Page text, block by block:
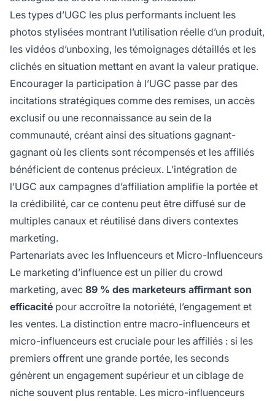
Les types d’UGC les plus performants incluent les
photos stylisées montrant l’utilisation réelle d’un produit,
les vidéos d’unboxing, les témoignages détaillés et les
clichés en situation mettant en avant la valeur pratique.
Encourager la participation à l’UGC passe par des
incitations stratégiques comme des remises, un accès
exclusif ou une reconnaissance au sein de la
communauté, créant ainsi des situations gagnant-
gagnant où les clients sont récompensés et les affiliés
bénéficient de contenus précieux. L’intégration de
l’UGC aux campagnes d’affiliation amplifie la portée et
la crédibilité, car ce contenu peut être diffusé sur de
multiples canaux et réutilisé dans divers contextes
marketing.
Partenariats avec les Influenceurs et Micro-Influenceurs
Le marketing d’influence est un pilier du crowd
marketing, avec 89 % des marketeurs affirmant son
efficacité pour accroître la notoriété, l’engagement et
les ventes. La distinction entre macro-influenceurs et
micro-influenceurs est cruciale pour les affiliés : si les
premiers offrent une grande portée, les seconds
génèrent un engagement supérieur et un ciblage de
niche souvent plus rentable. Les micro-influenceurs